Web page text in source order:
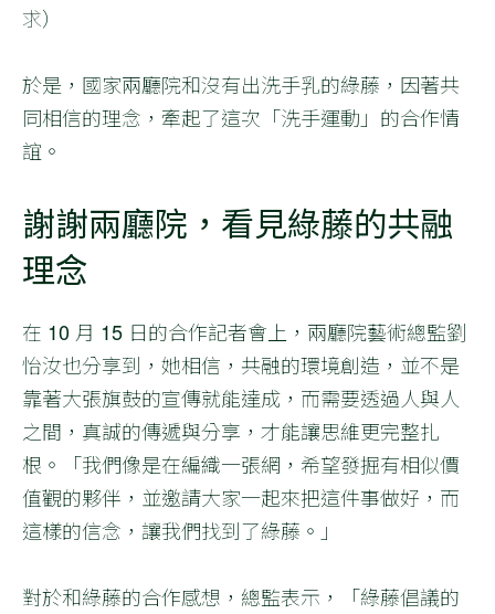
求）
於是，國家兩廳院和沒有出洗手乳的綠藤，因著共
同相信的理念，牽起了這次「洗手運動」的合作情
誼。
謝謝兩廳院，看見綠藤的共融
理念
在 10 月 15 日的合作記者會上，兩廳院藝術總監劉
怡汝也分享到，她相信，共融的環境創造，並不是
靠著大張旗鼓的宣傳就能達成，而需要透過人與人
之間，真誠的傳遞與分享，才能讓思維更完整扎
根。「我們像是在編織一張網，希望發掘有相似價
值觀的夥伴，並邀請大家一起來把這件事做好，而
這樣的信念，讓我們找到了綠藤。」
對於和綠藤的合作感想，總監表示，「綠藤倡議的